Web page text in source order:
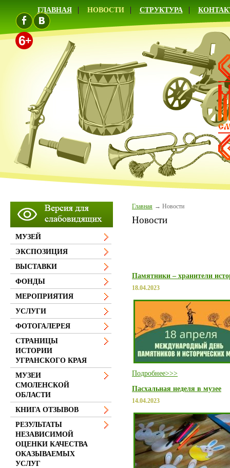
ГЛАВНАЯ НОВОСТИ СТРУКТУРА
Главная Новости
Новости
Памятники – хранители
18.04.2023
Подробнее>>>
Пасхальная неделя в музее
14.04.2023
МУЗЕЙ
ЭКСПОЗИЦИЯ
ВЫСТАВКИ
ФОНДЫ
МЕРОПРИЯТИЯ
УСЛУГИ
ФОТОГАЛЕРЕЯ
СТРАНИЦЫ
ИСТОРИИ
УГРАНСКОГО КРАЯ
МУЗЕИ
СМОЛЕНСКОЙ
ОБЛАСТИ
КНИГА ОТЗЫВОВ
РЕЗУЛЬТАТЫ
НЕЗАВИСИМОЙ
ОЦЕНКИ КАЧЕСТВА
ОКАЗЫВАЕМЫХ
УСЛУГ